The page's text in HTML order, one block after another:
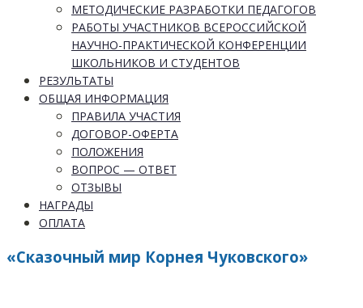
МЕТОДИЧЕСКИЕ РАЗРАБОТКИ ПЕДАГОГОВ
РАБОТЫ УЧАСТНИКОВ ВСЕРОССИЙСКОЙ
НАУЧНО-ПРАКТИЧЕСКОЙ КОНФЕРЕНЦИИ
ШКОЛЬНИКОВ И СТУДЕНТОВ
РЕЗУЛЬТАТЫ
ОБЩАЯ ИНФОРМАЦИЯ
ПРАВИЛА УЧАСТИЯ
ДОГОВОР-ОФЕРТА
ПОЛОЖЕНИЯ
ВОПРОС — ОТВЕТ
ОТЗЫВЫ
НАГРАДЫ
ОПЛАТА
«Сказочный мир Корнея Чуковского»